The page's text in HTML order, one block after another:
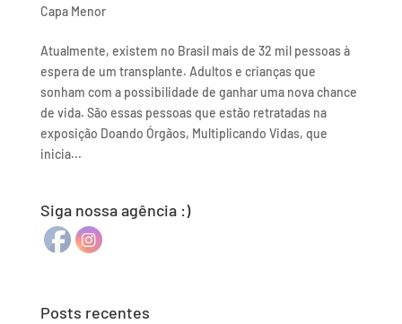
Capa Menor
Atualmente, existem no Brasil mais de 32 mil pessoas à
espera de um transplante. Adultos e crianças que
sonham com a possibilidade de ganhar uma nova chance
de vida. São essas pessoas que estão retratadas na
exposição Doando Órgãos, Multiplicando Vidas, que
inicia...
Siga nossa agência :)
Posts recentes